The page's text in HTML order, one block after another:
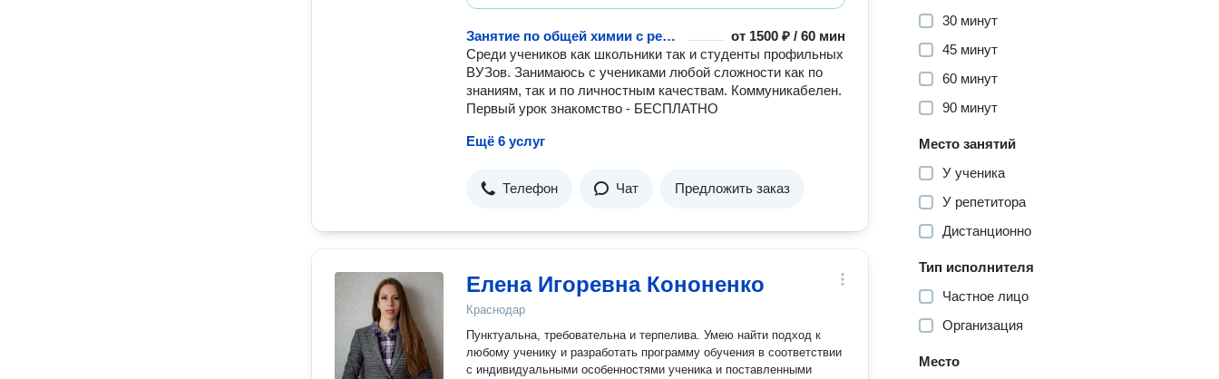
Занятие по общей химии с репетитором от 1500 ₽ / 60 мин
Среди учеников как школьники так и студенты профильных
ВУЗов. Занимаюсь с учениками любой сложности как по
знаниям, так и по личностным качествам. Коммуникабелен.
Первый урок знакомство - БЕСПЛАТНО
Ещё 6 услуг
Телефон Чат Предложить заказ
Елена Игоревна Кононенко
Краснодар
Пунктуальна, требовательна и терпелива. Умею найти подход к
любому ученику и разработать программу обучения в соответствии
с индивидуальными особенностями ученика и поставленными
30 минут
45 минут
60 минут
90 минут
Место занятий
У ученика
У репетитора
Дистанционно
Тип исполнителя
Частное лицо
Организация
Место